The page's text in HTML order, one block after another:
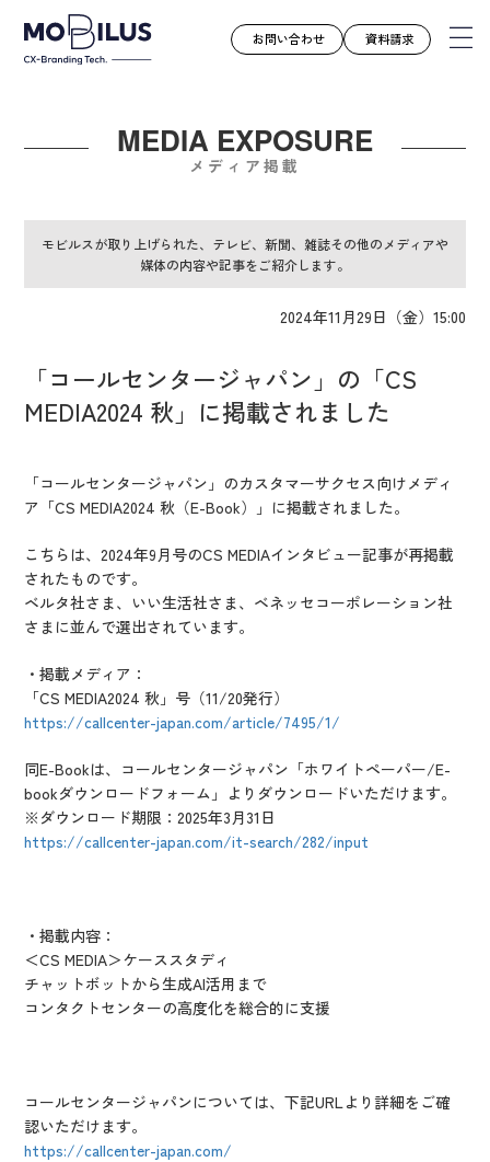
モビルスとは
導入事例
ユースケース
お役立ち資料
会社案内
IR情報
お問い合わせ 資料請求
MEDIA EXPOSURE
メディア掲載
モビルスが取り上げられた、テレビ、新聞、雑誌その他のメディアや
媒体の内容や記事をご紹介します。
2024年11月29日（金）15:00
「コールセンタージャパン」の「CS
MEDIA2024 秋」に掲載されました
「コールセンタージャパン」のカスタマーサクセス向けメディ
ア「CS MEDIA2024 秋（E-Book）」に掲載されました。
こちらは、2024年9月号のCS MEDIAインタビュー記事が再掲載
されたものです。
ベルタ社さま、いい生活社さま、ベネッセコーポレーション社
さまに並んで選出されています。
・掲載メディア：
「CS MEDIA2024 秋」号（11/20発行）
https://callcenter-japan.com/article/7495/1/
同E-Bookは、コールセンタージャパン「ホワイトペーパー/E-
bookダウンロードフォーム」よりダウンロードいただけます。
※ダウンロード期限：2025年3月31日
https://callcenter-japan.com/it-search/282/input
・掲載内容：
＜CS MEDIA＞ケーススタディ
チャットボットから生成AI活用まで
コンタクトセンターの高度化を総合的に支援
コールセンタージャパンについては、下記URLより詳細をご確
認いただけます。
https://callcenter-japan.com/